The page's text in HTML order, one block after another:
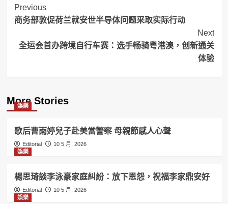
Post
Navigation
Previous
商务部敦促荷兰就安世半导体问题采取实际行动
Next
全运会首办跨境自行车赛：选手畅骑粤港澳，创新通关
体验
More Stories
娛樂
歌后曹雨婷兒子赴美當警察 母親節感人心聲
Editorial
10 5 月, 2026
娛樂
楊思琦談李泳豪家庭糾紛：放下恩怨，祝福李家鼎安好
Editorial
10 5 月, 2026
娛樂